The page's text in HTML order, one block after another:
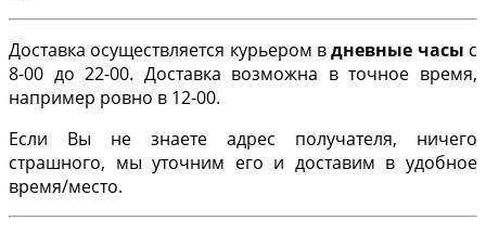
Доставка осуществляется курьером вдневные часы с
8-00 до 22-00. Доставка возможна в точное время,
например ровно в 12-00.
Если Вы не знаете адрес получателя, ничего
страшного, мы уточним его и доставим в удобное
время/место.